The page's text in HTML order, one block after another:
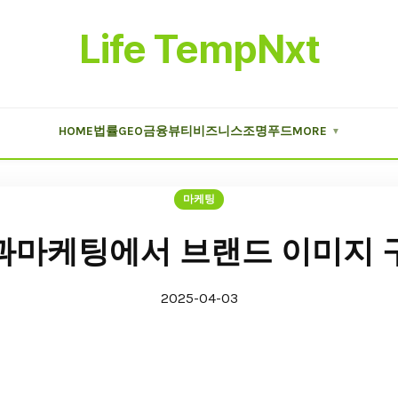
Life TempNxt
HOME법률GEO금융뷰티 비즈니스조명푸드MORE ▼
마케팅
마케팅에서 브랜드 이미지
2025-04-03